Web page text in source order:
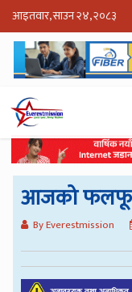
आइतवार, साउन २४, २०८३
आजको
By Everestmission